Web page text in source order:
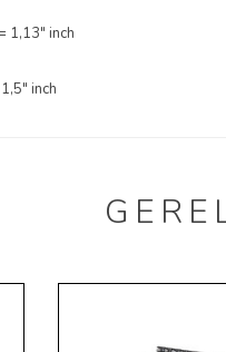
1,13" inch
inch